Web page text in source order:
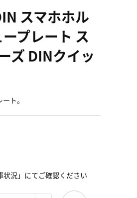
スマホホル
プレート ス
ズ DINクイッ
ト。
状況」にてご確認ください